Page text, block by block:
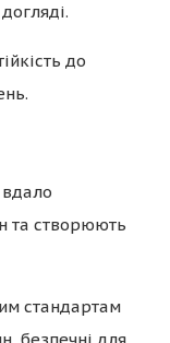
до
та створюють
стандартам